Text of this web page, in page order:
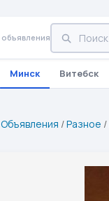
объявления
Минск Витебск
Объявления /Разное /